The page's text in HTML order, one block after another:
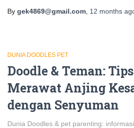
By gek4869@gmail.com 12 months
DUNIA DOODLES PET
Doodle & Teman:
Merawat Anjing
dengan Senyuman
Dunia Doodles & pet parenting: